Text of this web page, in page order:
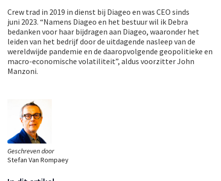
Geschreven door
Stefan Van Rompaey
Crew trad in 2019 in dienst bij Diageo en was CEO sinds
juni 2023. “Namens Diageo en het bestuur wil ik Debra
bedanken voor haar bijdragen aan Diageo, waaronder het
leiden van het bedrijf door de uitdagende nasleep van de
wereldwijde pandemie en de daaropvolgende geopolitieke en
macro-economische volatiliteit”, aldus voorzitter John
Manzoni.